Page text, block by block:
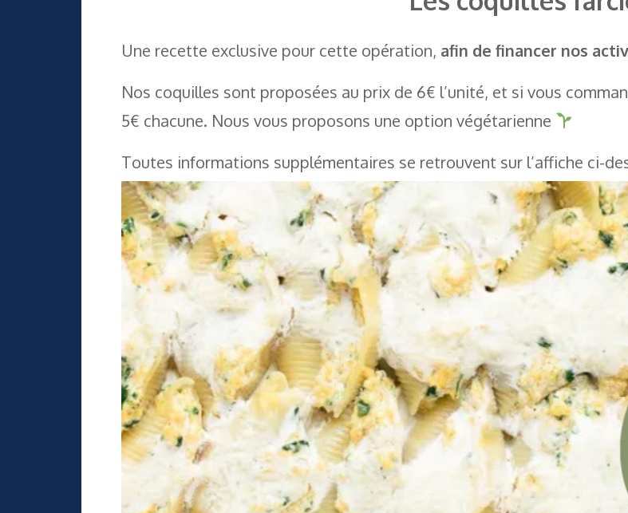
Une recette exclusive pour cette opération, afin de financer nos
Nos coquilles sont proposées au prix de 6€ l’unité, et si vous
5€ chacune. Nous vous proposons une option végétarienne
Toutes informations supplémentaires se retrouvent sur l’affiche ci-